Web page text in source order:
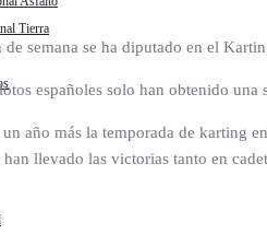
Tierra
semana se ha diputado en el
españoles solo han obtenido
año más la temporada de karting
han llevado las victorias tanto en